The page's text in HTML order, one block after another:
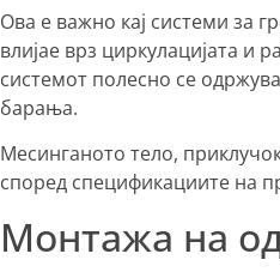
Ова е важно кај системи за
влијае врз циркулацијата и
системот полесно се
барања.
Месинганото тело,
според спецификациите на
Монтажа на